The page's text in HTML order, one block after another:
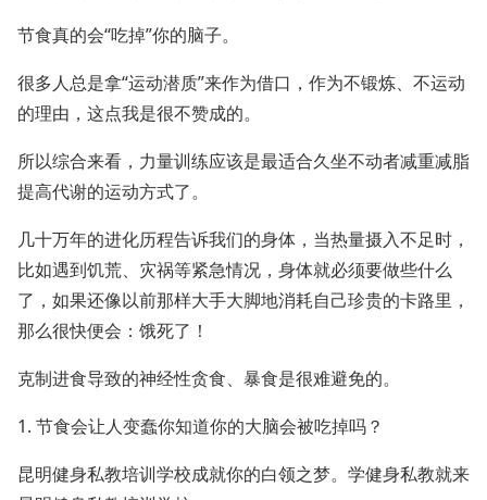
节食真的会“吃掉”你的脑子。
很多人总是拿“运动潜质”来作为借口，作为不锻炼、不运动
的理由，这点我是很不赞成的。
所以综合来看，力量训练应该是最适合久坐不动者减重减脂
提高代谢的运动方式了。
几十万年的进化历程告诉我们的身体，当热量摄入不足时，
比如遇到饥荒、灾祸等紧急情况，身体就必须要做些什么
了，如果还像以前那样大手大脚地消耗自己珍贵的卡路里，
那么很快便会：饿死了！
克制进食导致的神经性贪食、暴食是很难避免的。
1. 节食会让人变蠢你知道你的大脑会被吃掉吗？
昆明健身私教培训学校成就你的白领之梦。学健身私教就来